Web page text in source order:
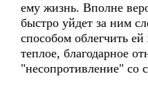
ему жизнь. Вполне
быстро уйдет за ним
способом облегчить
теплое, благодарное
"несопротивление"